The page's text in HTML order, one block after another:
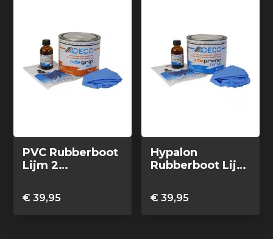
PVC Rubberboot
Lijm 2
500g
€ 39,95
Hypalon
Rubberboot Lijm
500g
€ 39,95